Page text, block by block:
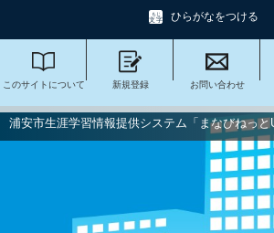
ひらがなをつける
このサイトについて 新規登録 お問い合わせ
浦安市生涯学習情報提供システム「まなびねっと